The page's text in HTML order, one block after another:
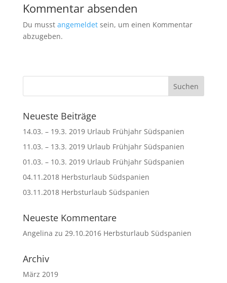
Kommentar absenden
Du musst angemeldetsein, um einen Kommentar
abzugeben.
Neueste Beiträge
14.03. – 19.3. 2019 Urlaub Frühjahr Südspanien
11.03. – 13.3. 2019 Urlaub Frühjahr Südspanien
01.03. – 10.3. 2019 Urlaub Frühjahr Südspanien
04.11.2018 Herbsturlaub Südspanien
03.11.2018 Herbsturlaub Südspanien
Neueste Kommentare
Angelina zu 29.10.2016 Herbsturlaub Südspanien
Archiv
März 2019